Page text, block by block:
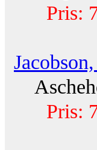
Pris:
Pris: